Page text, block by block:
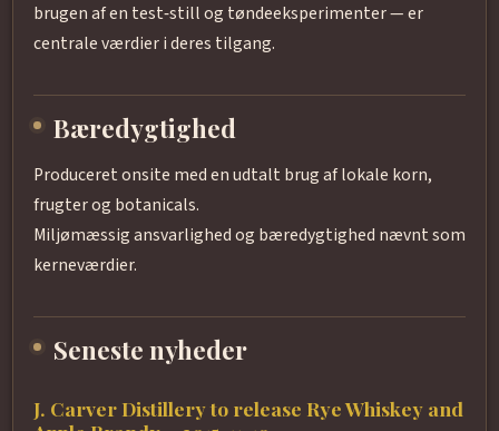
brugen af en test‑still og tøndeeksperimenter — er
centrale værdier i deres tilgang.
Bæredygtighed
Produceret onsite med en udtalt brug af lokale korn,
frugter og botanicals.
Miljømæssig ansvarlighed og bæredygtighed nævnt som
kerneværdier.
Seneste nyheder
J. Carver Distillery to release Rye Whiskey and